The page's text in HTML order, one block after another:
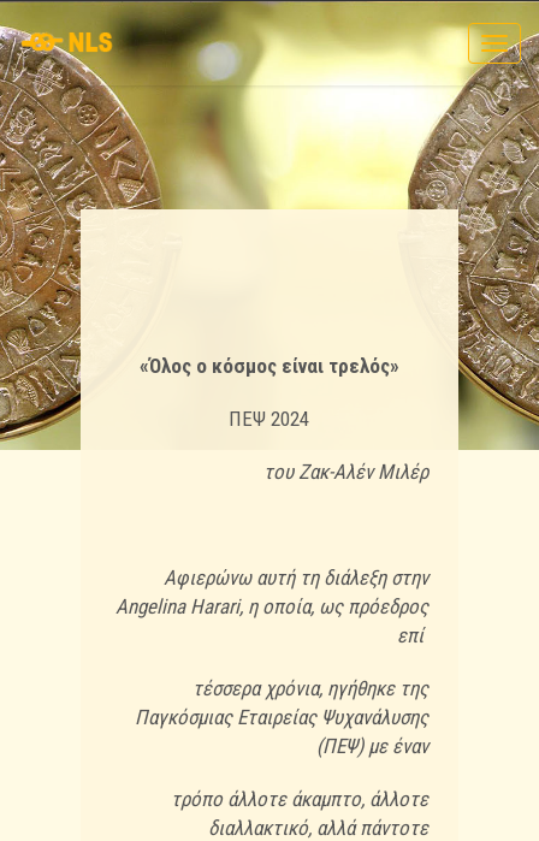
«Όλος ο κόσμος είναι τρελός»
ΠΕΨ 2024
του Ζακ-Αλέν Μιλέρ
Αφιερώνω αυτή τη διάλεξη στην
Angelina Harari, η οποία, ως πρόεδρος
επί
τέσσερα χρόνια, ηγήθηκε της
Παγκόσμιας Εταιρείας Ψυχανάλυσης
(ΠΕΨ) με έναν
τρόπο άλλοτε άκαμπτο, άλλοτε
διαλλακτικό, αλλά πάντοτε